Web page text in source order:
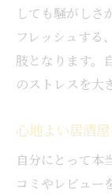
しても騒がしさ
フレッシュする
肢となります。
のストレスを大
心地よい居酒
自分にとって本
コミやレビュー